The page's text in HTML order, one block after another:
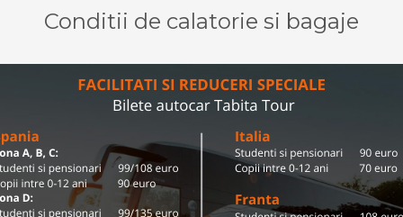
Conditii de calatorie si bagaje